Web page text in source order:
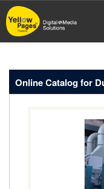
Skip
to
main
Online Catalog for